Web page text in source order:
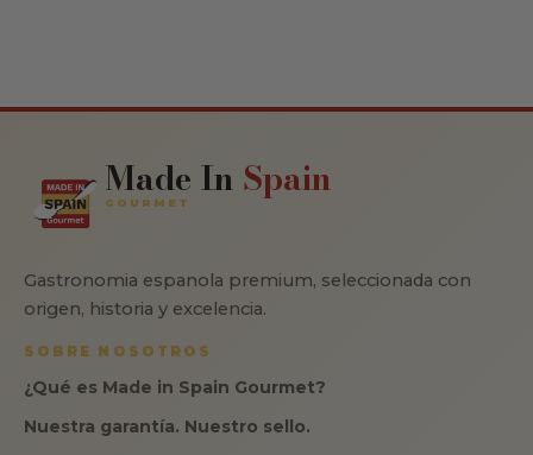
Made In Spain
GOURMET
Gastronomia espanola premium, seleccionada con
origen, historia y excelencia.
SOBRE NOSOTROS
¿Qué es Made in Spain Gourmet?
Nuestra garantía. Nuestro sello.